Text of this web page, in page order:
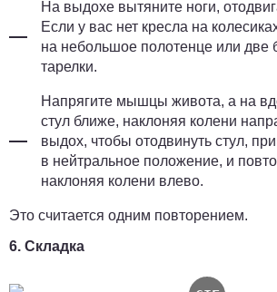
На выдохе вытяните ноги,
Если у вас нет кресла на
на небольшое полотенце или
тарелки.
Напрягите мышцы живота, а на
стул ближе, наклоняя колени
выдох, чтобы отодвинуть стул,
в нейтральное положение, и
наклоняя колени влево.
Это считается одним повторением.
6. Складка